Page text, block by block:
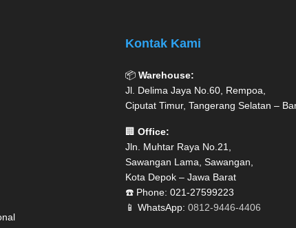
Kontak Kami
📦 Warehouse:
Jl. Delima Jaya No.60, Rempoa,
Ciputat Timur, Tangerang Selatan –
🏢 Office:
Jln. Muhtar Raya No.21,
Sawangan Lama, Sawangan,
Kota Depok – Jawa Barat
☎️ Phone: 021-27599223
📱 WhatsApp: 0812-9446-4406